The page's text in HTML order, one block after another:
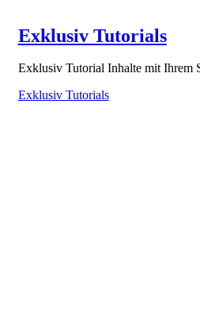
Exklusiv Tutorials
Exklusiv Tutorial Inhalte mit Ihrem
Exklusiv Tutorials